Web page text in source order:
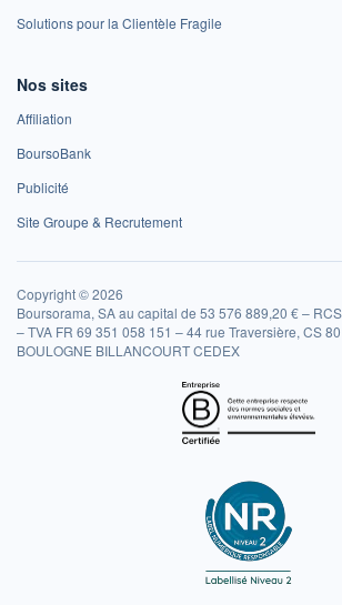
Solutions pour la Clientèle Fragile
Nos sites
Affiliation
BoursoBank
Publicité
Site Groupe & Recrutement
Copyright © 2026
Boursorama, SA au capital de 53 576 889,20 € –
– TVA FR 69 351 058 151 – 44 rue Traversière, CS
BOULOGNE BILLANCOURT CEDEX